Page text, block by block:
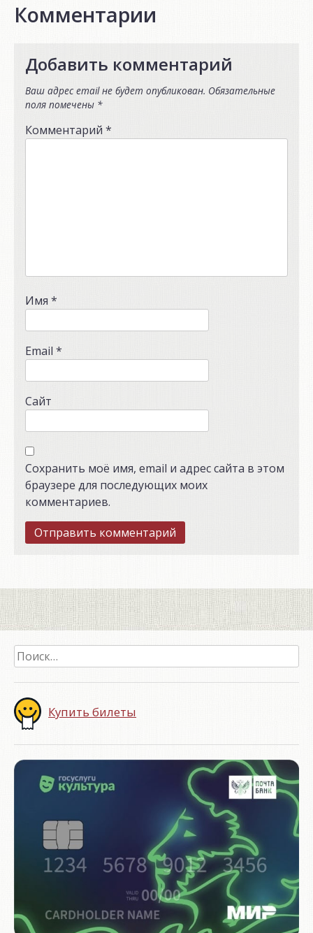
Комментарии
Добавить комментарий
Ваш адрес email не будет опубликован. Обязательные
поля помечены *
Комментарий *
Имя *
Email *
Сайт
Сохранить моё имя, email и адрес сайта в этом
браузере для последующих моих
комментариев.
Найти:
Купить билеты